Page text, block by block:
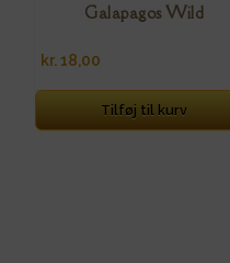
Galapagos Wild
kr. 18,00
Tilføj til kurv